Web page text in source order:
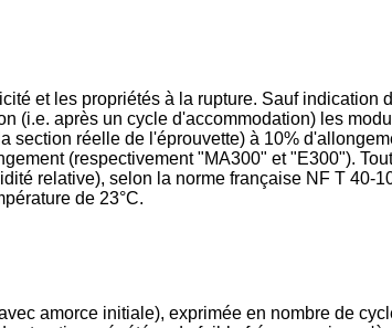
et les propriétés à la rupture. Sauf indication
(i.e. après un cycle d'accommodation) les
section réelle de l'éprouvette) à 10%
(respectivement "MA300" et "E300").
relative), selon la norme française NF T 40-
de 23°C.
amorce initiale), exprimée en nombre de